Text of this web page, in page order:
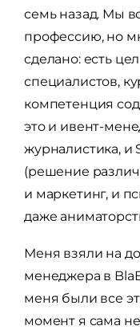
семь назад. Мы
профессию, но
сделано: есть
специалистов,
компетенция
это и ивент-
журналистика, и
(решение
и маркетинг, и
даже
Меня взяли на
менеджера в
меня были все
момент я сама